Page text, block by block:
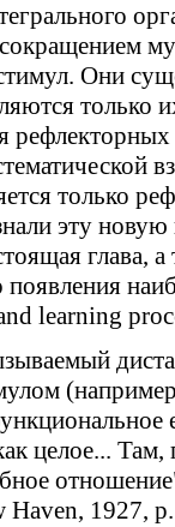
Они
только
только
эту
глава,
learning
целое... Там,
Haven, 1927,